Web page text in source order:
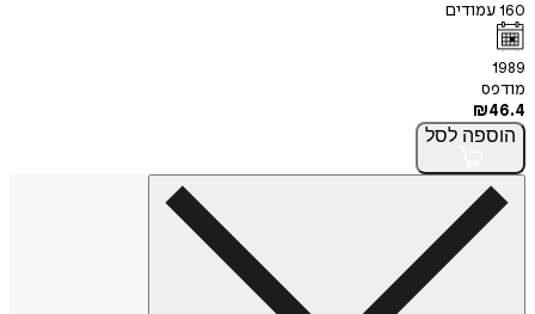
160עמודים
1989
מודפס
₪46.4
הוספה לסל